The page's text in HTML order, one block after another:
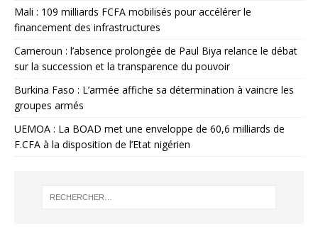
Mali : 109 milliards FCFA mobilisés pour accélérer le
financement des infrastructures
Cameroun : l’absence prolongée de Paul Biya relance le débat
sur la succession et la transparence du pouvoir
Burkina Faso : L’armée affiche sa détermination à vaincre les
groupes armés
UEMOA : La BOAD met une enveloppe de 60,6 milliards de
F.CFA à la disposition de l’Etat nigérien